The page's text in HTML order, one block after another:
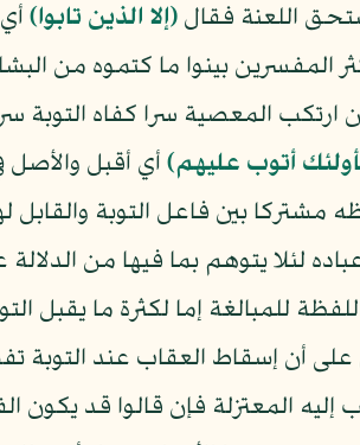
اللعنة فقال ﴿إلا الذين تابوا﴾
المفسرين بينوا ما كتموه من
ارتكب المعصية سرا كفاه التوبة
أتوب عليهم﴾أي أقبل والأصل
مشتركا بين فاعل التوبة والقابل
لئلا يتوهم بما فيها من
للمبالغة إما لكثرة ما يقبل
أن إسقاط العقاب عند التوبة
المعتزلة فإن قالوا قد يكون